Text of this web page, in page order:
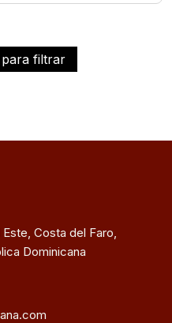
filtrar
Costa del Faro,
Dominicana